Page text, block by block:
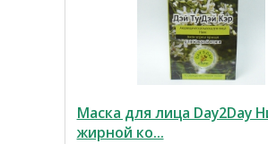
Маска для лица Day2Day
жирной ко...